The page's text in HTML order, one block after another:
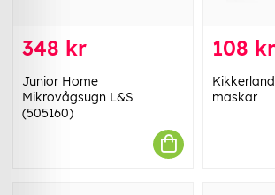
348 kr
Junior Home
Mikrovågsugn L&S
(505160)
108 kr
maskar